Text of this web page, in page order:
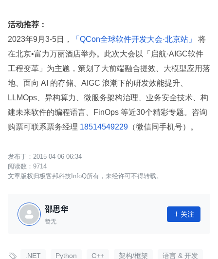
活动推荐：
2023年9月3-5日，
「QCon全球软件开发大会·北京站」
将
在北京•富力万丽酒店举办。此次大会以「启航·AIGC软件
工程变革」为主题，策划了大前端融合提效、大模型应用落
地、面向 AI 的存储、AIGC 浪潮下的研发效能提升、
LLMOps、异构算力、微服务架构治理、业务安全技术、构
建未来软件的编程语言、FinOps 等近30个精彩专题。咨询
购票可联系票务经理 18514549229 （微信同手机号）。
2015-04-06 06:34
9714
文章版权归极客邦科技InfoQ所有，未经许可不得转载。
邵思华
暂无
 关注
 .NET Python C++ 架构/框架 语言 & 开发